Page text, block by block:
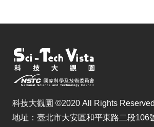
科技大觀園 ©2020 All Rights
地址：臺北市大安區和平東路二段106